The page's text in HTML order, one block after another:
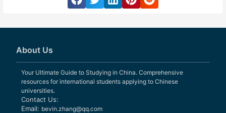
About Us
Your Ultimate Guide to Studying in China. Comprehensive
resources for international students applying to Chinese
universities.
Contact Us:
Email: bevin.zhang@qq.com